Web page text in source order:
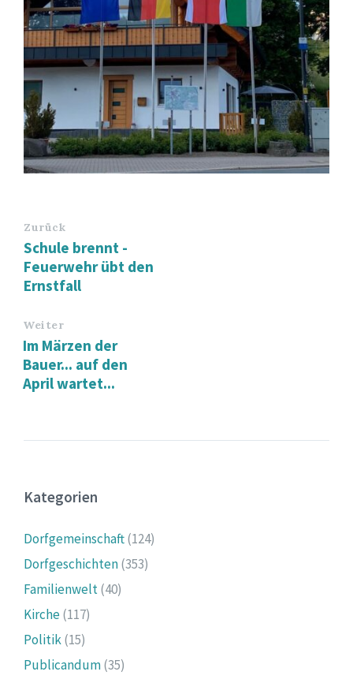
Zurück
Schule brennt -
Feuerwehr übt den
Ernstfall
Weiter
Im Märzen der
Bauer... auf den
April wartet...
Kategorien
Dorfgemeinschaft(124)
Dorfgeschichten(353)
Familienwelt(40)
Kirche(117)
Politik(15)
Publicandum(35)